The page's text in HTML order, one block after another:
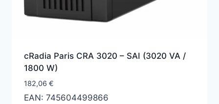
cRadia Paris CRA 3020 – SAI (3020 VA /
1800 W)
182,06 €
EAN: 745604499866